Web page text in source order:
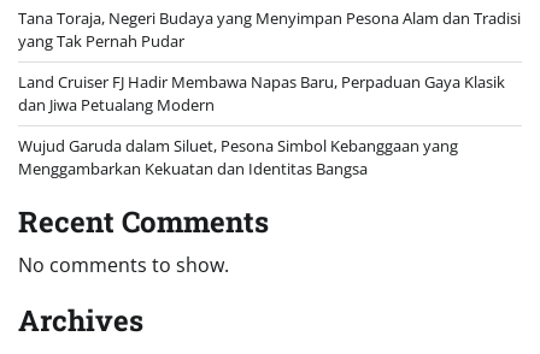
Tana Toraja, Negeri Budaya yang Menyimpan Pesona Alam dan Tradisi
yang Tak Pernah Pudar
Land Cruiser FJ Hadir Membawa Napas Baru, Perpaduan Gaya Klasik
dan Jiwa Petualang Modern
Wujud Garuda dalam Siluet, Pesona Simbol Kebanggaan yang
Menggambarkan Kekuatan dan Identitas Bangsa
Recent Comments
No comments to show.
Archives